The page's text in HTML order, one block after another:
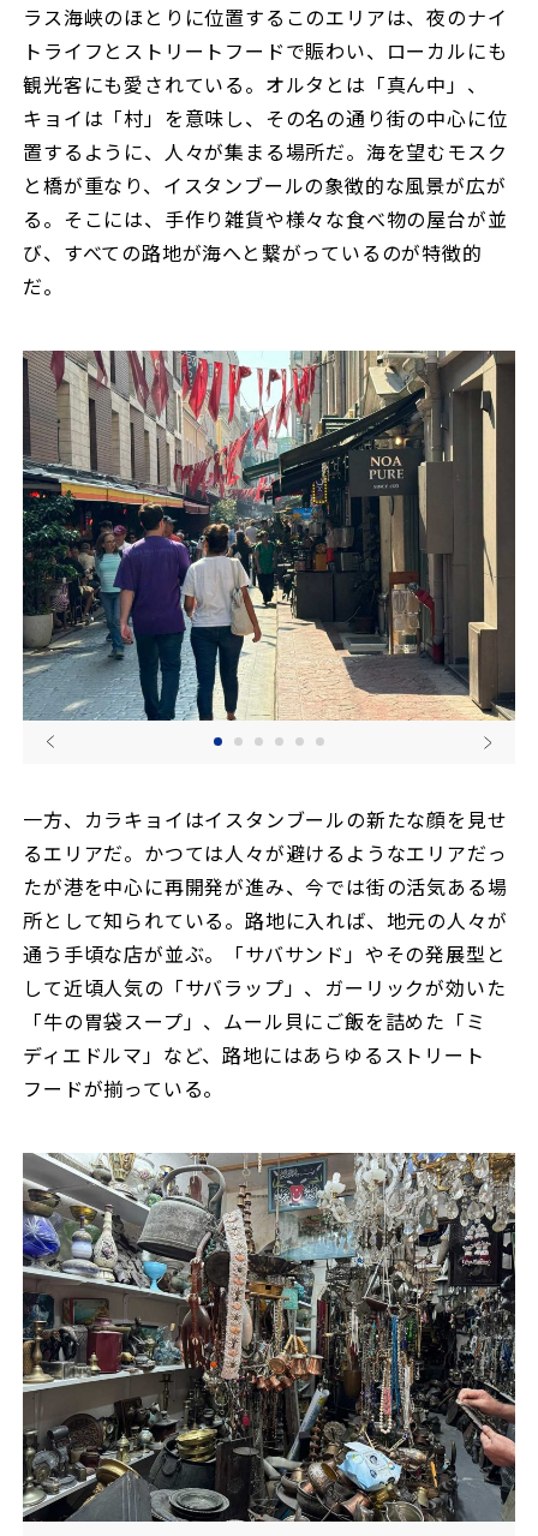
ラス海峡のほとりに位置するこのエリアは、夜のナイ
トライフとストリートフードで賑わい、ローカルにも
観光客にも愛されている。オルタとは「真ん中」、
キョイは「村」を意味し、その名の通り街の中心に位
置するように、人々が集まる場所だ。海を望むモスク
と橋が重なり、イスタンブールの象徴的な風景が広が
る。そこには、手作り雑貨や様々な食べ物の屋台が並
び、すべての路地が海へと繋がっているのが特徴的
だ。
一方、カラキョイはイスタンブールの新たな顔を見せ
るエリアだ。かつては人々が避けるようなエリアだっ
たが港を中心に再開発が進み、今では街の活気ある場
所として知られている。路地に入れば、地元の人々が
通う手頃な店が並ぶ。「サバサンド」やその発展型と
して近頃人気の「サバラップ」、ガーリックが効いた
「牛の胃袋スープ」、ムール貝にご飯を詰めた「ミ
ディエドルマ」など、路地にはあらゆるストリート
フードが揃っている。